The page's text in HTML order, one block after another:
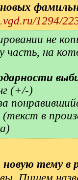
новых
1294/
не
часть, на
(+/-)
в
тему в